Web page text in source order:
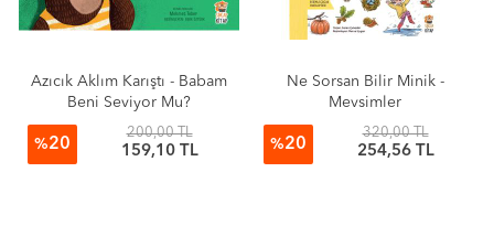
Azıcık Aklım Karıştı - Babam
Beni Seviyor Mu?
%20
200,00 TL
159,10 TL
Ne Sorsan Bilir Minik -
Mevsimler
%20
320,00 TL
254,56 TL